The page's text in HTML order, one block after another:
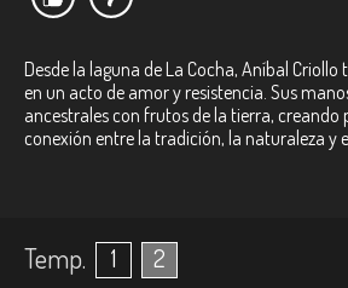
Desde la laguna de La Cocha, Aníbal
en un acto de amor y resistencia. Sus
ancestrales con frutos de la tierra, creando
conexión entre la tradición, la naturaleza y
Temp. 1 2